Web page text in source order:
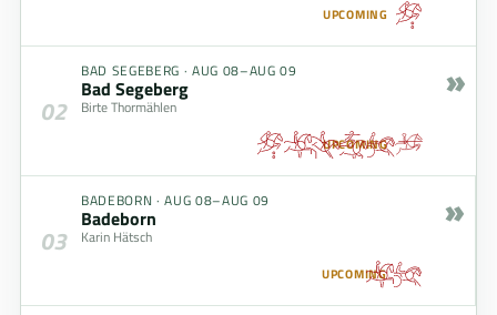
UPCOMING
02
BAD SEGEBERG · AUG 08–AUG 09
Bad Segeberg
Birte Thormählen
UPCOMING
»
03
BADEBORN ·AUG 08–AUG 09
Badeborn
Karin Hätsch
UPCOMING
»